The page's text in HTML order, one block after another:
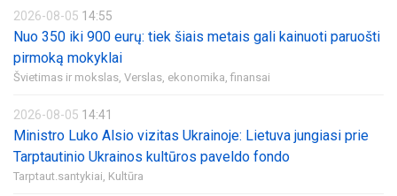
2026-08-05 14:55
Nuo 350 iki 900 eurų: tiek šiais metais gali kainuoti paruošti
pirmoką mokyklai
Švietimas ir mokslas, Verslas, ekonomika, finansai
2026-08-05 14:41
Ministro Luko Alsio vizitas Ukrainoje: Lietuva jungiasi prie
Tarptautinio Ukrainos kultūros paveldo fondo
Tarptaut.santykiai, Kultūra